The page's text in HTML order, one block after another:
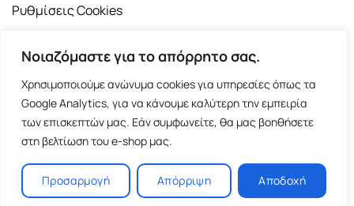
Νοιαζόμαστε για το απόρρητο σας.
Χρησιμοποιούμε ανώνυμα cookies για υπηρεσίες όπως τα
Google Analytics, για να κάνουμε καλύτερη την εμπειρία
των επισκεπτών μας. Εάν συμφωνείτε, θα μας βοηθήσετε
στη βελτίωση του e-shop μας.
Προσαρμογή Απόρριψη Αποδοχή
Ρυθμίσεις Cookies
Copyright 2026 ©Εκδοτικός Οίκος Α.Α. Λιβάνη| All rights
reserved.
Σόλωνος 98, 10680 Αθήνα | Τ:2103661200- F: 2103617791
E-shop and Premium Managed Hosting byClickProject.gr